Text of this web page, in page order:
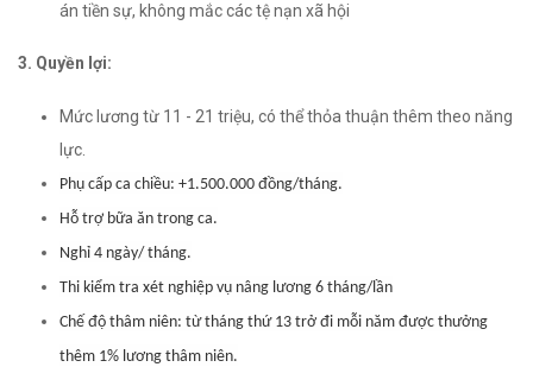
án tiền sự, không mắc các tệ nạn xã hội
3. Quyền lợi:
Mức lương từ 11 - 21 triệu, có thể thỏa thuận thêm theo năng
lực.
Phụ cấp ca chiều: +1.500.000 đồng/tháng.
Hỗ trợ bữa ăn trong ca.
Nghỉ 4 ngày/ tháng.
Thi kiểm tra xét nghiệp vụ nâng lương 6 tháng/lần
Chế độ thâm niên: từ tháng thứ 13 trở đi mỗi năm được thưởng
thêm 1% lương thâm niên.